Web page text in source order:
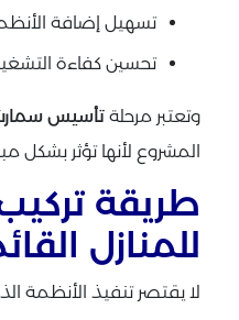
تسهيل إضافة
تحسين كفاءة
وتعتبر مرحلة تأسيس
المشروع لأنها تؤثر بشكل
طريقة
للمنازل
لا يقتصر تنفيذ الأنظمة